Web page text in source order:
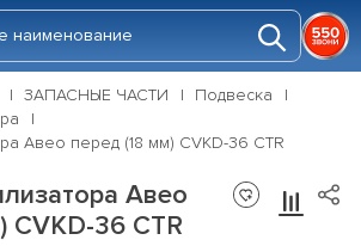
ЗАПАСНЫЕ ЧАСТИ
Подвеска
Авео перед (18 мм) CVKD-36 CTR
Авео
CVKD-36 CTR